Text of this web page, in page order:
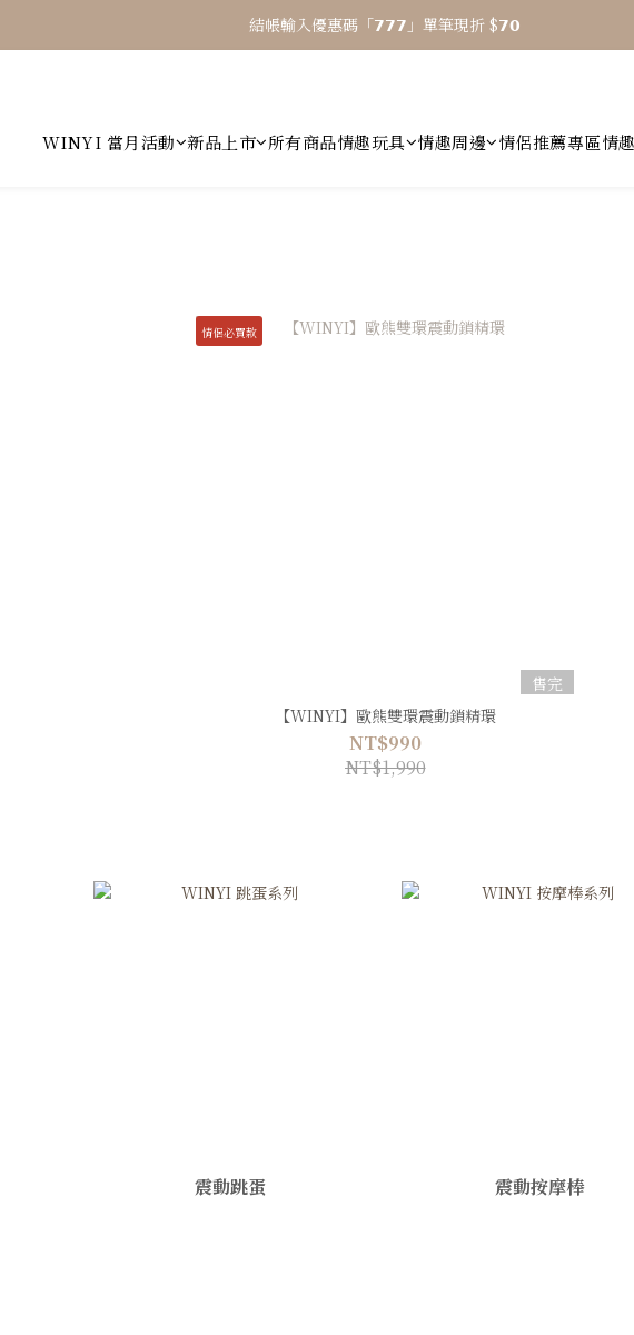
⎯ 𝟴 月活動 WINYI 七夕愉悅月⎯
結帳輸入優惠碼「𝟳𝟳𝟳」單筆現折 $𝟳𝟬
WINYI 當月活動 新品上市 所有商品情趣玩具 情趣周邊 情侶推薦專區情
情侶必買款
售完
【WINYI】歐熊雙環震動鎖精環
NT$990
NT$1,990
震動跳蛋 震動按摩棒